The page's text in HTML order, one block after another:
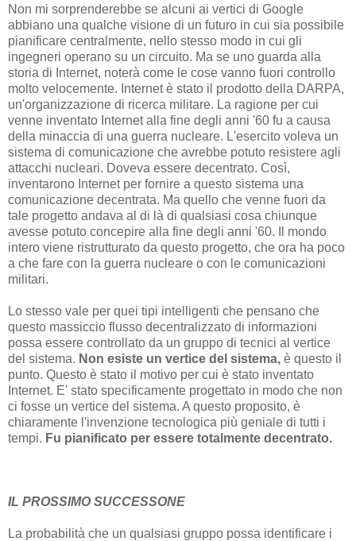
Non mi sorprenderebbe se alcuni ai vertici di Google
abbiano una qualche visione di un futuro in cui sia possibile
pianificare centralmente, nello stesso modo in cui gli
ingegneri operano su un circuito. Ma se uno guarda alla
storia di Internet, noterà come le cose vanno fuori controllo
molto velocemente. Internet è stato il prodotto della DARPA,
un'organizzazione di ricerca militare. La ragione per cui
venne inventato Internet alla fine degli anni '60 fu a causa
della minaccia di una guerra nucleare. L'esercito voleva un
sistema di comunicazione che avrebbe potuto resistere agli
attacchi nucleari. Doveva essere decentrato. Così,
inventarono Internet per fornire a questo sistema una
comunicazione decentrata. Ma quello che venne fuori da
tale progetto andava al di là di qualsiasi cosa chiunque
avesse potuto concepire alla fine degli anni '60. Il mondo
intero viene ristrutturato da questo progetto, che ora ha poco
a che fare con la guerra nucleare o con le comunicazioni
militari.
Lo stesso vale per quei tipi intelligenti che pensano che
questo massiccio flusso decentralizzato di informazioni
possa essere controllato da un gruppo di tecnici al vertice
del sistema. Non esiste un vertice del sistema, è questo il
punto. Questo è stato il motivo per cui è stato inventato
Internet. E' stato specificamente progettato in modo che non
ci fosse un vertice del sistema. A questo proposito, è
chiaramente l'invenzione tecnologica più geniale di tutti i
tempi. Fu pianificato per essere totalmente decentrato.
IL PROSSIMO SUCCESSONE
La probabilità che un qualsiasi gruppo possa identificare i